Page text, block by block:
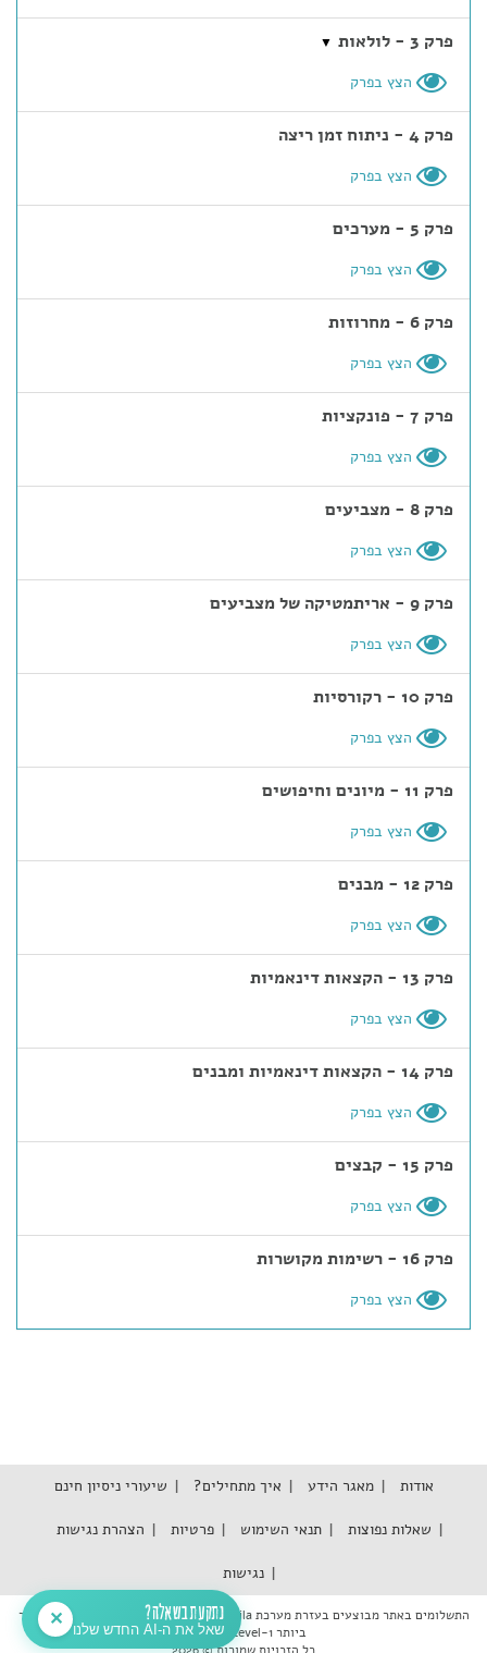
פרק 3 - לולאות ▼
הצץ בפרק
פרק 4 - ניתוח זמן ריצה
הצץ בפרק
פרק 5 - מערכים
הצץ בפרק
פרק 6 - מחרוזות
הצץ בפרק
פרק 7 - פונקציות
הצץ בפרק
פרק 8 - מצביעים
הצץ בפרק
פרק 9 - אריתמטיקה של מצביעים
הצץ בפרק
פרק 10 - רקורסיות
הצץ בפרק
פרק 11 - מיונים וחיפושים
הצץ בפרק
פרק 12 - מבנים
הצץ בפרק
פרק 13 - הקצאות דינאמיות
הצץ בפרק
פרק 14 - הקצאות דינאמיות ומבנים
הצץ בפרק
פרק 15 - קבצים
הצץ בפרק
פרק 16 - רשימות מקושרות
הצץ בפרק
אודות מאגר הידע איך מתחילים? שיעורי ניסיון חינם
שאלות נפוצות תנאי השימוש פרטיות הצהרת נגישות
נגישות
התשלומים באתר מבוצעים בעזרת מערכת Tranzila אשר עומדת בתקן האבטחה המחמיר
ביותר PCI DSS Level-1
נתקעת בשאלה?
שאל את ה-AI החדש שלנו
✕